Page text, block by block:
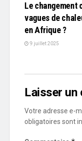
Le changement
vagues de
en Afrique ?
9 juillet 2025
Laisser un
Votre adresse e-
obligatoires sont